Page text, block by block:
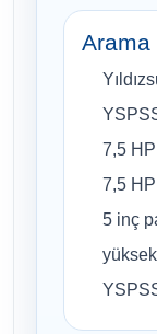
Arama
7,5
7,5
5 inç